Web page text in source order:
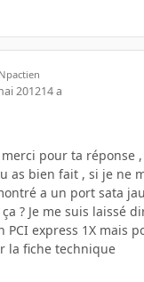
201214 a
pour ta réponse
as bien fait , si je ne
a un port sata
? Je me suis laissé
PCI express 1X mais
la fiche technique